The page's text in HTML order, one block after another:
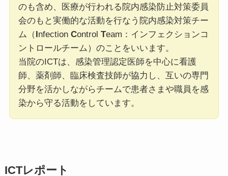
のも含め、医療が行われる院内感染防止対策委員
会のもと実働的な活動を行なう院内感染対策チー
ム（Infection Control Team：インフェクションコ
ントロールチーム）のことをいいます。
当院のICTは、感染管理認定医師を中心に看護
師、薬剤師、臨床検査技師が協力し、互いの専門
分野を活かしながらチームで患者さまや職員を感
染から守る活動をしています。
ICTレポート